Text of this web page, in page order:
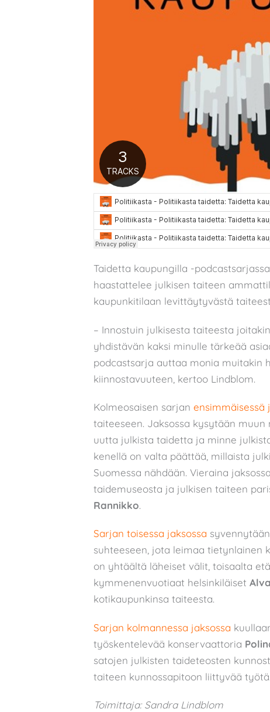
Taidetta kaupungilla -
haastattelee julkisen taiteen
kaupunkitilaan levittäytyvästä
– Innostuin julkisesta taiteesta
yhdistävän kaksi minulle tärkeää
podcastsarja auttaa monia muitakin
kiinnostavuuteen, kertoo Lindblom.
Kolmeosaisen sarjan ensimmäisessä
taiteeseen. Jaksossa kysytään
uutta julkista taidetta ja minne
kenellä on valta päättää, millaista
Suomessa nähdään. Vieraina
taidemuseosta ja julkisen taiteen
Rannikko.
Sarjan toisessa jaksossa
suhteeseen, jota leimaa tietynlainen
on yhtäältä läheiset välit, toisaalta
kymmenenvuotiaat helsinkiläiset Alva
kotikaupunkinsa taiteesta.
Sarjan kolmannessa jaksossa
työskentelevää konservaattoria
satojen julkisten taideteosten
taiteen kunnossapitoon liittyvää työtä.
Toimittaja: Sandra Lindblom